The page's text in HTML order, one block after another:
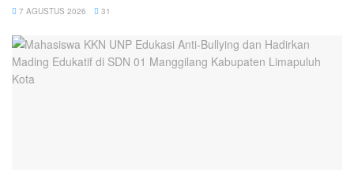
7 AGUSTUS 2026 31